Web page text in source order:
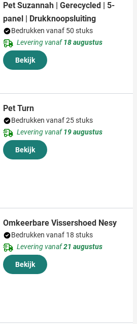
Pet Suzannah | Gerecycled | 5-
panel | Drukknoopsluiting
Bedrukken vanaf 50 stuks
Levering vanaf18 augustus
Bekijk
Pet Turn
Bedrukken vanaf 25 stuks
Levering vanaf19 augustus
Bekijk
Omkeerbare Vissershoed Nesy
Bedrukken vanaf 18 stuks
Levering vanaf21 augustus
Bekijk